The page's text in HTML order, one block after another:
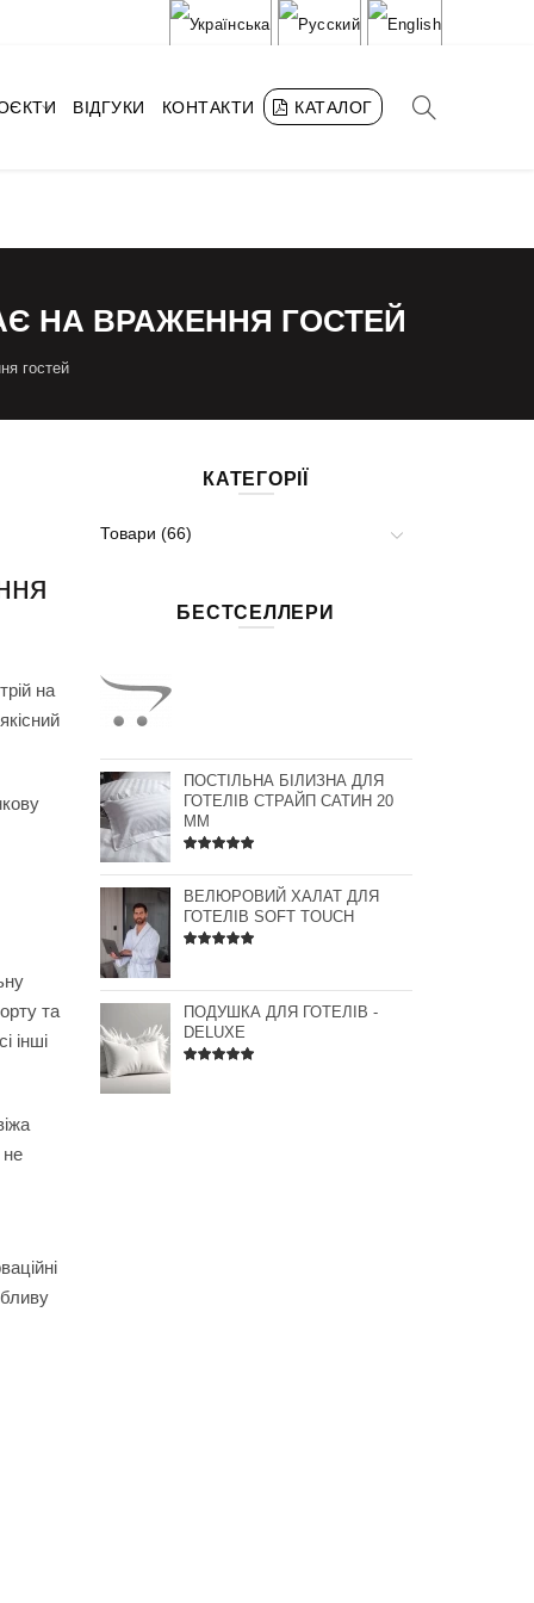
ВІДГУКИ КОНТАКТИ КАТАЛОГ
НА ВРАЖЕННЯ ГОСТЕЙ
гостей
на
та
інші
не
КАТЕГОРІЇ
Товари (66)
БЕСТСЕЛЛЕРИ
ПОСТІЛЬНА БІЛИЗНА ДЛЯ
ГОТЕЛІВ СТРАЙП САТИН 20
ММ
ВЕЛЮРОВИЙ ХАЛАТ ДЛЯ
ГОТЕЛІВ SOFT TOUCH
ПОДУШКА ДЛЯ ГОТЕЛІВ -
DELUXE